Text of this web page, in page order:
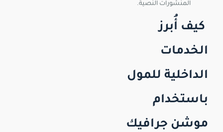
المنشورات النصية.
كيف أُبرز
الخدمات
الداخلية للمول
باستخدام
موشن جرافيك